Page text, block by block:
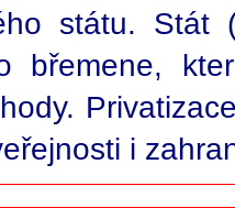
státu. Stát
břemene,
i